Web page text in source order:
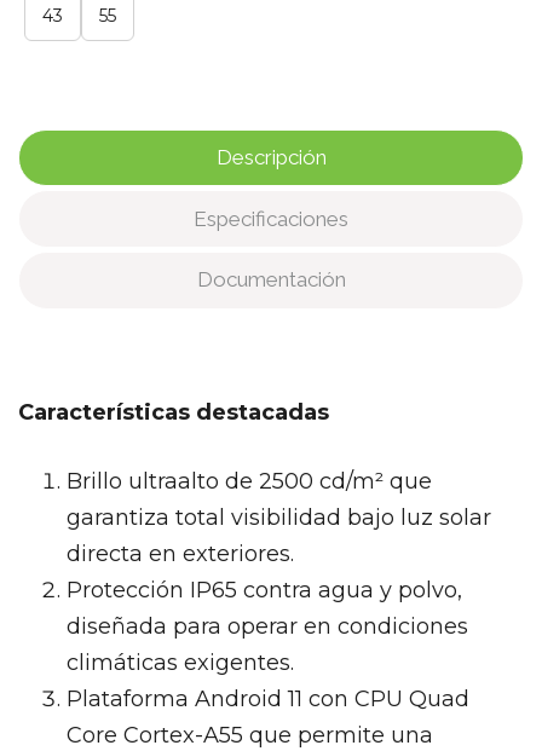
43 55
Descripción
Especificaciones
Documentación
Características destacadas
Brillo ultraalto de 2500 cd/m² que
garantiza total visibilidad bajo luz solar
directa en exteriores.
Protección IP65 contra agua y polvo,
diseñada para operar en condiciones
climáticas exigentes.
Plataforma Android 11 con CPU Quad
Core Cortex-A55 que permite una